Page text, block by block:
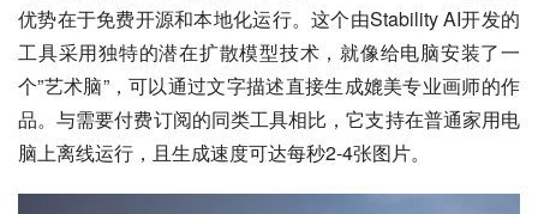
优势在于免费开源和本地化运行。这个由Stability AI开发的
工具采用独特的潜在扩散模型技术，就像给电脑安装了一
个”艺术脑”，可以通过文字描述直接生成媲美专业画师的作
品。与需要付费订阅的同类工具相比，它支持在普通家用电
脑上离线运行，且生成速度可达每秒2-4张图片。